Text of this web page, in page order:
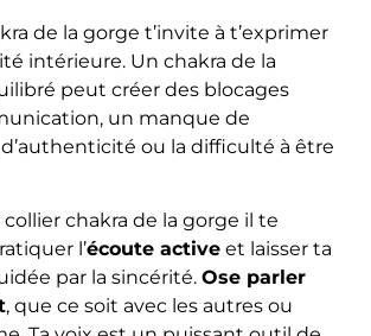
de la gorge t’invite à t’exprimer
intérieure. Un chakra de la
peut créer des blocages
un manque de
ou la difficulté à être
chakra de la gorge il te
l’écoute active et laisser ta
par la sincérité. Ose parler
, que ce soit avec les autres ou